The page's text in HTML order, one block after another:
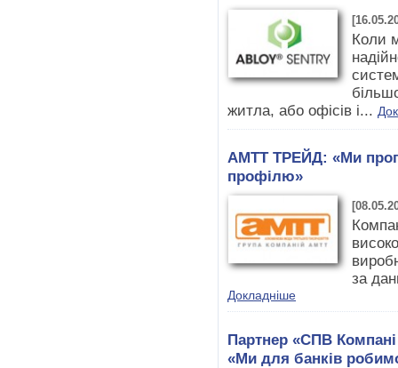
Коли
житла, або офісів і...
АМТТ ТРЕЙД: «Ми
профілю»
за
Докладніше
Партнер «СПВ
«Ми для банків